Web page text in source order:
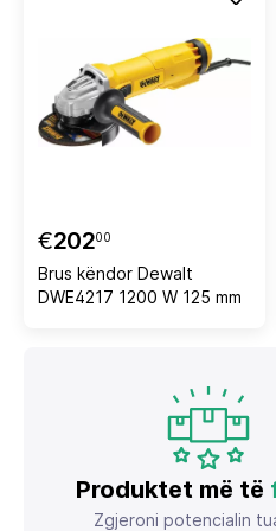
€20200
Brus këndor Dewalt
DWE4217 1200 W 125 mm
Produktet më të
Zgjeroni potencialin